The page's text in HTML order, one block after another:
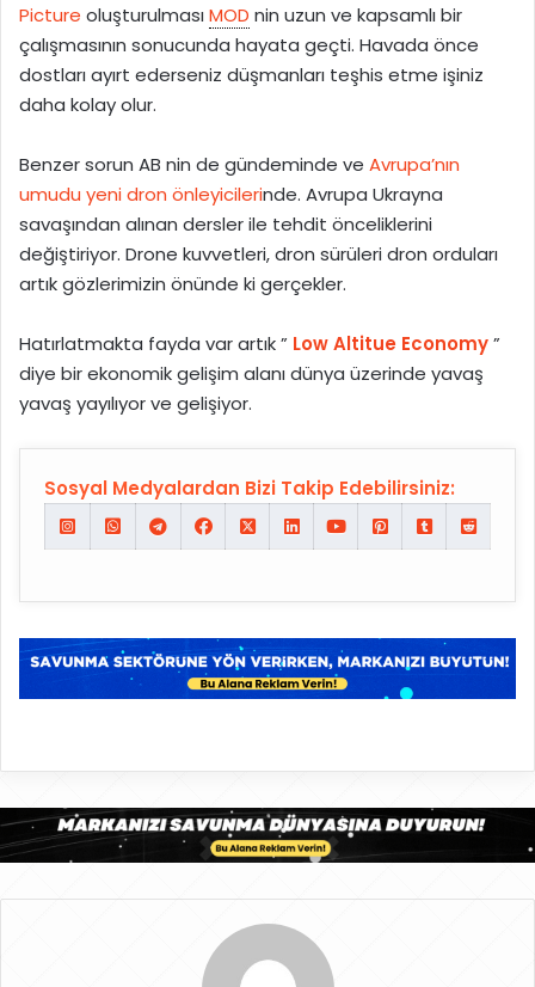
Picture oluşturulmasıMOD nin uzun ve kapsamlı bir
çalışmasının sonucunda hayata geçti. Havada önce
dostları ayırt ederseniz düşmanları teşhis etme işiniz
daha kolay olur.
Benzer sorun AB nin de gündeminde ve Avrupa’nın
umudu yeni dron önleyicilerinde. Avrupa Ukrayna
savaşından alınan dersler ile tehdit önceliklerini
değiştiriyor. Drone kuvvetleri, dron sürüleri dron orduları
artık gözlerimizin önünde ki gerçekler.
Hatırlatmakta fayda var artık ” Low Altitue Economy”
diye bir ekonomik gelişim alanı dünya üzerinde yavaş
yavaş yayılıyor ve gelişiyor.
Sosyal Medyalardan Bizi Takip Edebilirsiniz: